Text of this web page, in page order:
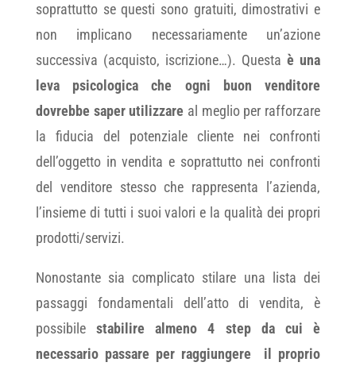
soprattutto se questi sono gratuiti, dimostrativi e
non implicano necessariamente un’azione
successiva (acquisto, iscrizione…). Questaè una
leva psicologica che ogni buon venditore
dovrebbe saper utilizzare al meglio per rafforzare
la fiducia del potenziale cliente nei confronti
dell’oggetto in vendita e soprattutto nei confronti
del venditore stesso che rappresenta l’azienda,
l’insieme di tutti i suoi valori e la qualità dei propri
prodotti/servizi.
Nonostante sia complicato stilare una lista dei
passaggi fondamentali dell’atto di vendita, è
possibile stabilire almeno 4 step da cui è
necessario passare per raggiungere il proprio